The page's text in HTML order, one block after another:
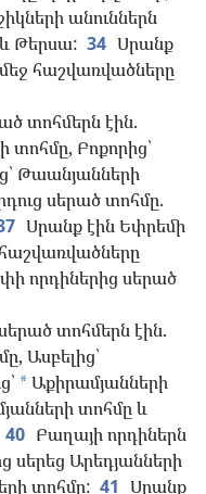
անուններն
Թերսա: 34 Սրանք
հաշվառվածները
տոհմերն էին.
տոհմը, Բոքորից՝
Թաանյանների
սերած տոհմը.
Սրանք էին Եփրեմի
որդիներից սերած
տոհմերն էին.
Ասբելից՝
*Աքիրամյանների
տոհմը և
40 Բաղայի որդիներն
սերեց Արեդյանների
տոհմը: 41 Սրանք